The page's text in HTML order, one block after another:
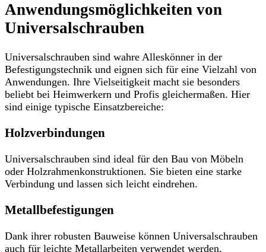
Anwendungsmöglichkeiten von
Universalschrauben
Universalschrauben sind wahre Alleskönner in der
Befestigungstechnik und eignen sich für eine Vielzahl von
Anwendungen. Ihre Vielseitigkeit macht sie besonders
beliebt bei Heimwerkern und Profis gleichermaßen. Hier
sind einige typische Einsatzbereiche:
Holzverbindungen
Universalschrauben sind ideal für den Bau von Möbeln
oder Holzrahmenkonstruktionen. Sie bieten eine starke
Verbindung und lassen sich leicht eindrehen.
Metallbefestigungen
Dank ihrer robusten Bauweise können Universalschrauben
auch für leichte Metallarbeiten verwendet werden,